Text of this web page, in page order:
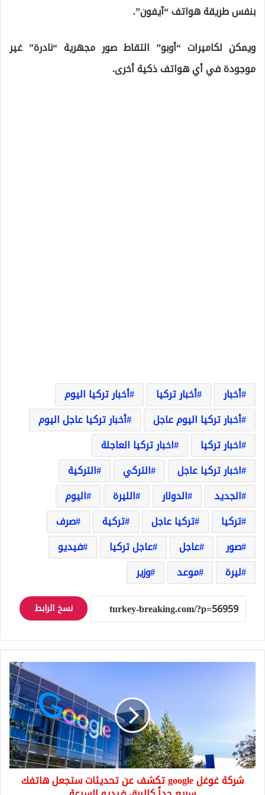
بنفس طريقة هواتف “آيفون”.
ويمكن لكاميرات “أوبو” التقاط صور مجهرية “نادرة” غير
موجودة في أي هواتف ذكية أخرى.
أخبار أخبار تركيا
أخبار تركيا اليوم
أخبار تركيا اليوم عاجل
أخبار تركيا عاجل اليوم
اخبار تركيا
اخبار تركيا العاجلة
اخبار تركيا عاجل
التركي
التركية
الجديد
الدولار الليرة
اليوم
تركيا
تركيا عاجل تركية
صرف
صور
عاجل عاجل تركيا
فيديو
ليرة
موعد وزير
نسخ الرابط
تحديثات
ستجعل
هاتفك
سريع
شركة غوغل google تكشف عن تحديثات ستجعل هاتفك